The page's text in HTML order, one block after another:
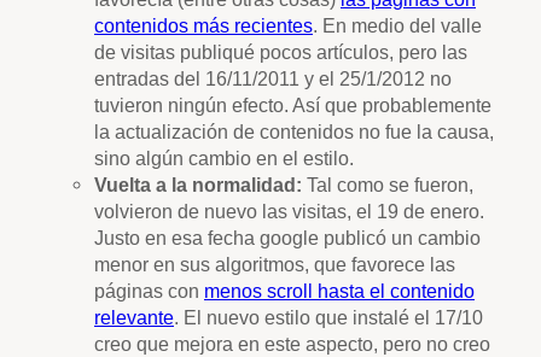
contenidos más recientes. En medio del valle
de visitas publiqué pocos artículos, pero las
entradas del 16/11/2011 y el 25/1/2012 no
tuvieron ningún efecto. Así que probablemente
la actualización de contenidos no fue la causa,
sino algún cambio en el estilo.
Vuelta a la normalidad: Tal como se fueron,
volvieron de nuevo las visitas, el 19 de enero.
Justo en esa fecha google publicó un cambio
menor en sus algoritmos, que favorece las
páginas con menos scroll hasta el contenido
relevante. El nuevo estilo que instalé el 17/10
creo que mejora en este aspecto, pero no creo